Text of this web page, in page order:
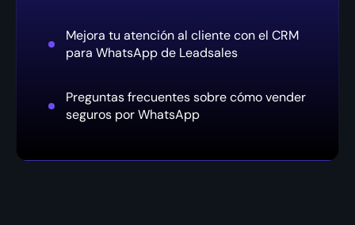
Mejora tu atención al cliente con el CRM
para WhatsApp de Leadsales
Preguntas frecuentes sobre cómo vender
seguros por WhatsApp